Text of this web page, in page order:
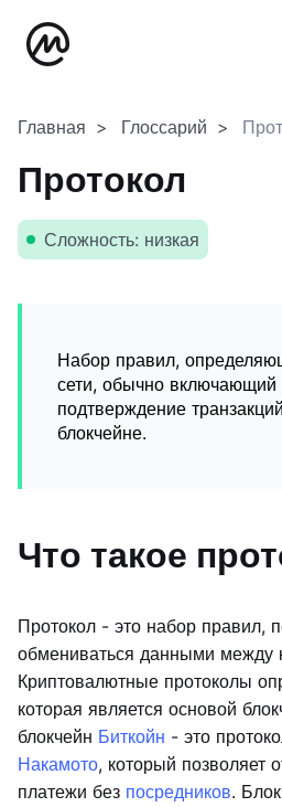
Главная Глоссарий
Протокол
Сложность: низкая
Набор правил,
сети, обычно включающий
подтверждение
блокчейне.
Что такое
Протокол - это набор правил,
обмениваться данными между
Криптовалютные протоколы
которая является основой
блокчейн Биткойн - это
Накамото, который позволяет
платежи без посредников.